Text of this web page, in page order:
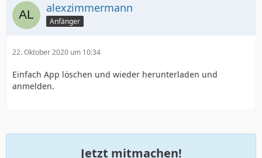
alexzimmermann
Anfänger
22. Oktober 2020 um 10:34
Einfach App löschen und wieder herunterladen und
anmelden.
Jetzt mitmachen!